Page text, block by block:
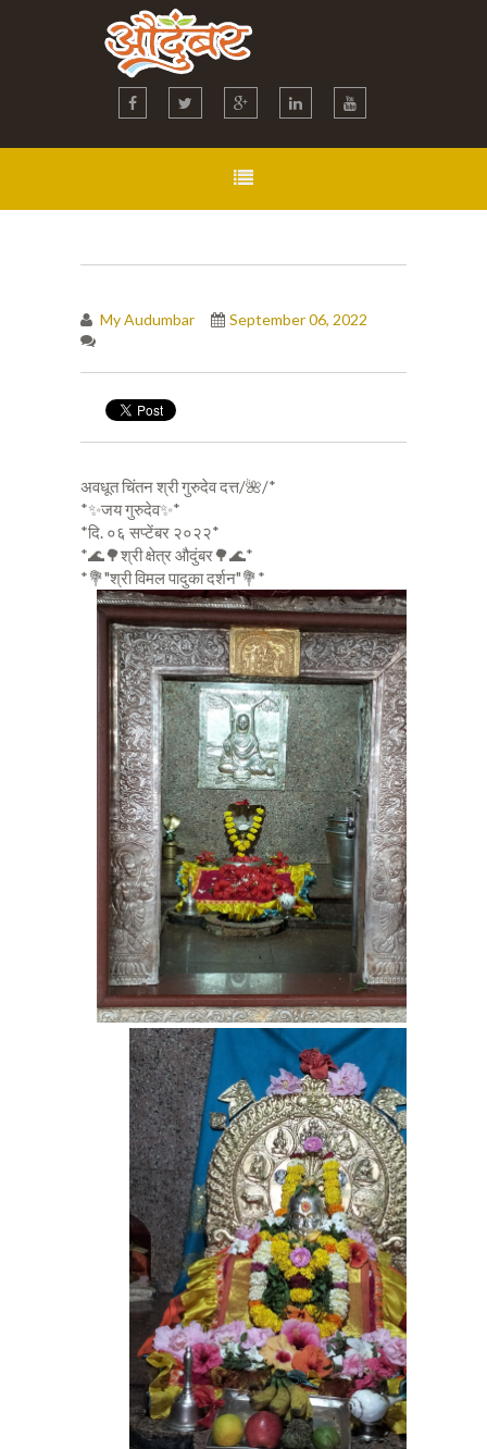
My Audumbar September 06, 2022
अवधूत चिंतन श्री गुरुदेव दत्त/🌺/*
*✨जय गुरुदेव✨*
*दि. ०६ सप्टेंबर २०२२*
*🌊🌳श्री क्षेत्र औदुंबर🌳🌊*
*💐"श्री विमल पादुका दर्शन"💐*